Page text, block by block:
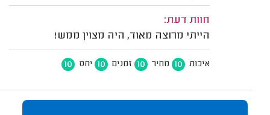
חוות דעת:
הייתי מרוצה מאוד, היה מצוין ממש!
איכות 10 מחיר 10 זמנים 10 יחס 10